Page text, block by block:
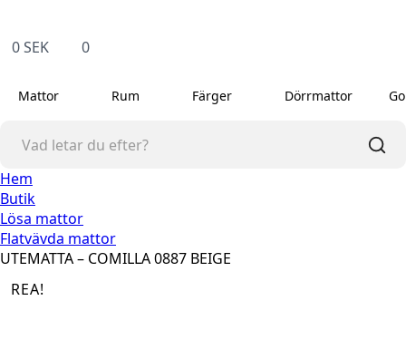
0SEK 0
Mattor Rum Färger Dörrmattor
Hem
Butik
Lösa mattor
Flatvävda mattor
UTEMATTA – COMILLA 0887 BEIGE
REA!